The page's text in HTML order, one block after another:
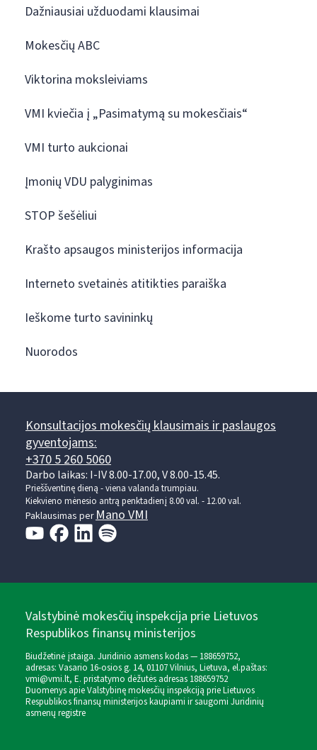
Dažniausiai užduodami klausimai
Mokesčių ABC
Viktorina moksleiviams
VMI kviečia į „Pasimatymą su mokesčiais“
VMI turto aukcionai
Įmonių VDU palyginimas
STOP šešėliui
Krašto apsaugos ministerijos informacija
Interneto svetainės atitikties paraiška
Ieškome turto savininkų
Nuorodos
Konsultacijos mokesčių klausimais ir paslaugos
gyventojams:
+370 5 260 5060
Darbo laikas: I-IV 8.00-17.00, V 8.00-15.45.
Prieššventinę dieną - viena valanda trumpiau.
Kiekvieno mėnesio antrą penktadienį 8.00 val. - 12.00 val.
Paklausimas per Mano VMI
Valstybinė mokesčių inspekcija prie Lietuvos
Respublikos finansų ministerijos
Biudžetinė įstaiga. Juridinio asmens kodas — 188659752,
adresas: Vasario 16-osios g. 14, 01107 Vilnius, Lietuva, el.paštas:
vmi@vmi.lt, E. pristatymo dėžutės adresas 188659752
Duomenys apie Valstybinę mokesčių inspekciją prie Lietuvos
Respublikos finansų ministerijos kaupiami ir saugomi Juridinių
asmenų registre